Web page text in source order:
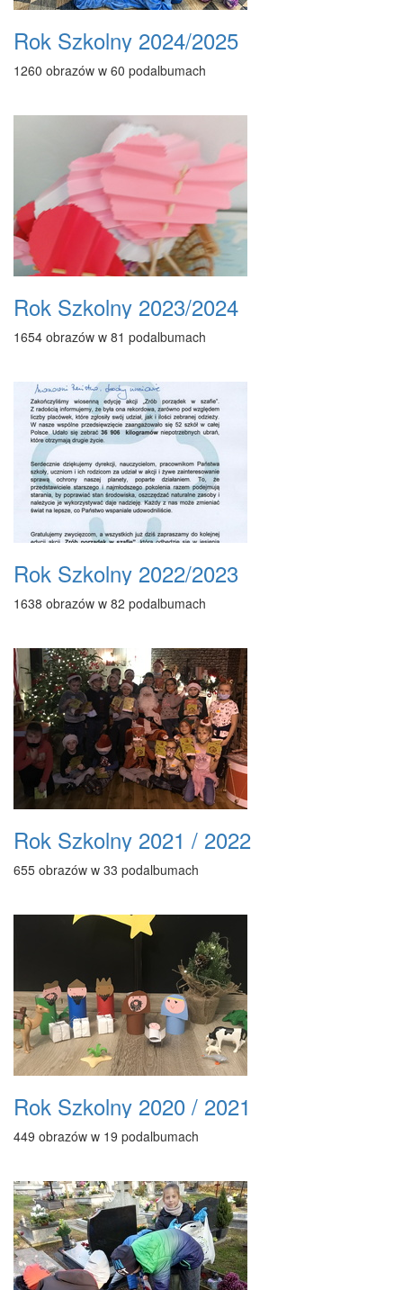
Rok Szkolny 2024/2025
1260 obrazów w 60 podalbumach
Rok Szkolny 2023/2024
1654 obrazów w 81 podalbumach
Rok Szkolny 2022/2023
1638 obrazów w 82 podalbumach
Rok Szkolny 2021 / 2022
655 obrazów w 33 podalbumach
Rok Szkolny 2020 / 2021
449 obrazów w 19 podalbumach